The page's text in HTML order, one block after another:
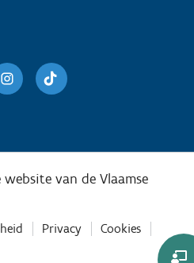
YoutubeInstagram
Privacy
Cookies